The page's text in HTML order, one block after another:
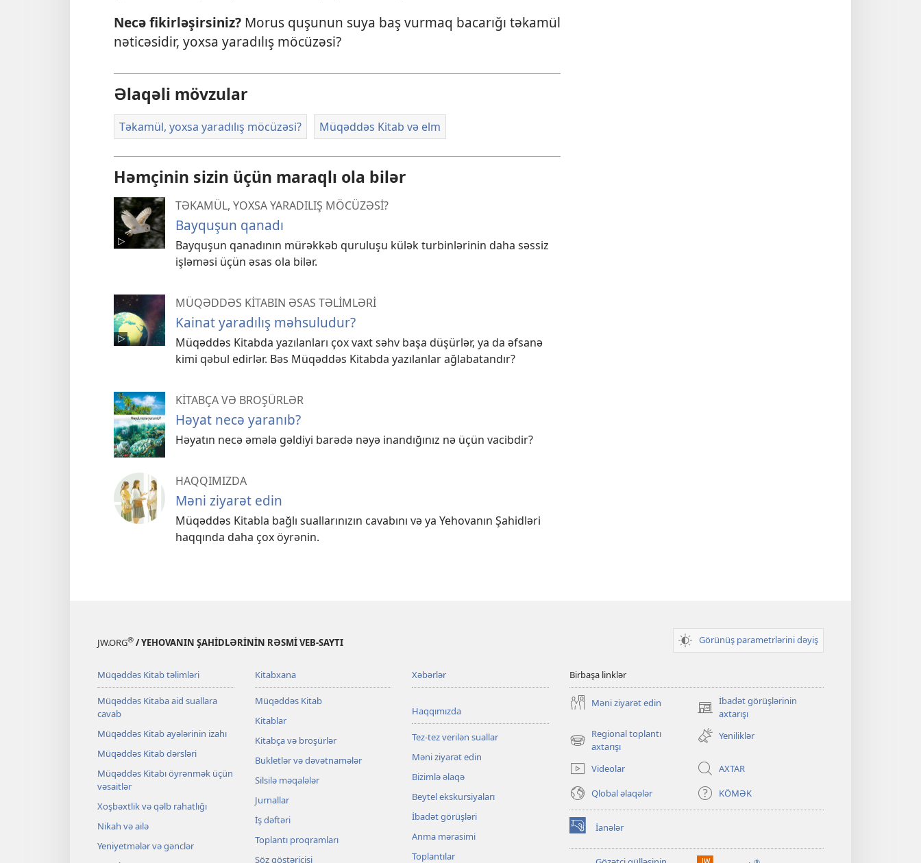
Necə fikirləşirsiniz? Morus quşunun suya baş vurmaq bacarığı təkamül
nəticəsidir, yoxsa yaradılış möcüzəsi?
Əlaqəli mövzular
Təkamül, yoxsa yaradılış möcüzəsi? Müqəddəs Kitab və elm
Həmçinin sizin üçün maraqlı ola bilər
TƏKAMÜL, YOXSA YARADILIŞ MÖCÜZƏSİ?
Bayquşun qanadı
Bayquşun qanadının mürəkkəb quruluşu külək turbinlərinin daha səssiz
işləməsi üçün əsas ola bilər.
MÜQƏDDƏS KİTABIN ƏSAS TƏLİMLƏRİ
Kainat yaradılış məhsuludur?
Müqəddəs Kitabda yazılanları çox vaxt səhv başa düşürlər, ya da əfsanə
kimi qəbul edirlər. Bəs Müqəddəs Kitabda yazılanlar ağlabatandır?
KİTABÇA VƏ BROŞÜRLƏR
Həyat necə yaranıb?
Həyatın necə əmələ gəldiyi barədə nəyə inandığınız nə üçün vacibdir?
HAQQIMIZDA
Məni ziyarət edin
Müqəddəs Kitabla bağlı suallarınızın cavabını və ya Yehovanın Şahidləri
haqqında daha çox öyrənin.
JW.ORG® / YEHOVANIN ŞAHİDLƏRİNİN RƏSMİ VEB-SAYTI Görünüş parametrlərini dəyiş
Müqəddəs Kitab təlimləri
Müqəddəs Kitaba aid suallara
cavab
Müqəddəs Kitab ayələrinin izahı
Müqəddəs Kitab dərsləri
Müqəddəs Kitabı öyrənmək üçün
vəsaitlər
Xoşbəxtlik və qəlb rahatlığı
Nikah və ailə
Yeniyetmələr və gənclər
Kitabxana
Müqəddəs Kitab
Kitablar
Kitabça və broşürlər
Bukletlər və dəvətnamələr
Silsilə məqalələr
Jurnallar
İş dəftəri
Toplantı proqramları
Söz göstəricisi
Xəbərlər
Haqqımızda
Tez-tez verilən suallar
Məni ziyarət edin
Bizimlə əlaqə
Beytel ekskursiyaları
İbadət görüşləri
Anma mərasimi
Toplantılar
Birbaşa linklər
Məni ziyarət edin
İbadət görüşlərinin
axtarışı
(yeni
pəncərə
açılır)
Regional toplantı
axtarışı
(yeni
açılır)
Yeniliklər
Videolar
AXTAR
Qlobal əlaqələr
KÖMƏK
İanələr
(yeni
pəncərə